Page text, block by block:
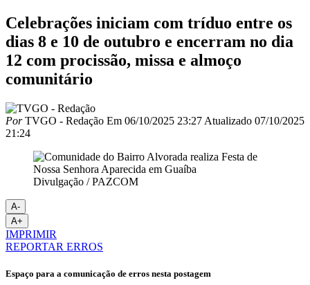
Celebrações iniciam com tríduo entre os
dias 8 e 10 de outubro e encerram no dia
12 com procissão, missa e almoço
comunitário
PorTVGO - Redação Em 06/10/2025 23:27 Atualizado 07/10/2025
21:24
Divulgação / PAZCOM
A-
A+
IMPRIMIR
REPORTAR ERROS
Espaço para a comunicação de erros nesta postagem